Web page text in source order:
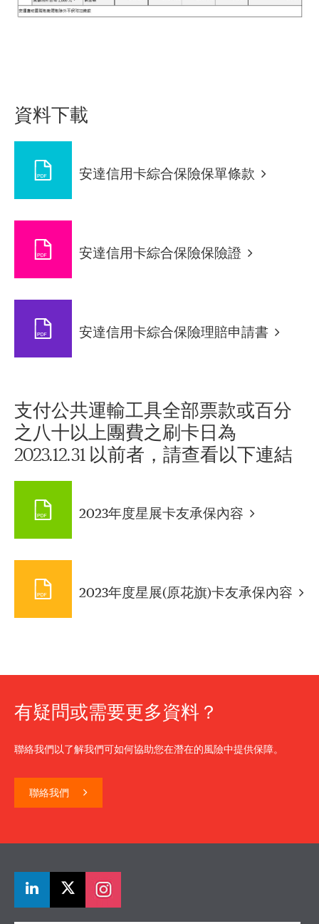
資料下載
安達信用卡綜合保險保單條款
安達信用卡綜合保險保險證
安達信用卡綜合保險理賠申請書
支付公共運輸工具全部票款或百分
之八十以上團費之刷卡日為
2023.12.31 以前者，請查看以下連結
2023年度星展卡友承保內容
2023年度星展(原花旗)卡友承保內容
有疑問或需要更多資料？
聯絡我們以了解我們可如何協助您在潛在的風險中提供保障。
聯絡我們